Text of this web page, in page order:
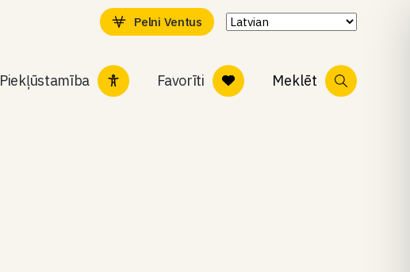
Pelni Ventus
Piekļūstamība Favorīti Meklēt